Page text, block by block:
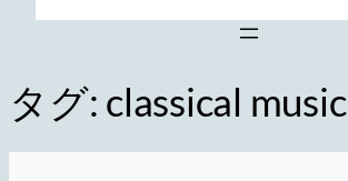
タグ: classical music